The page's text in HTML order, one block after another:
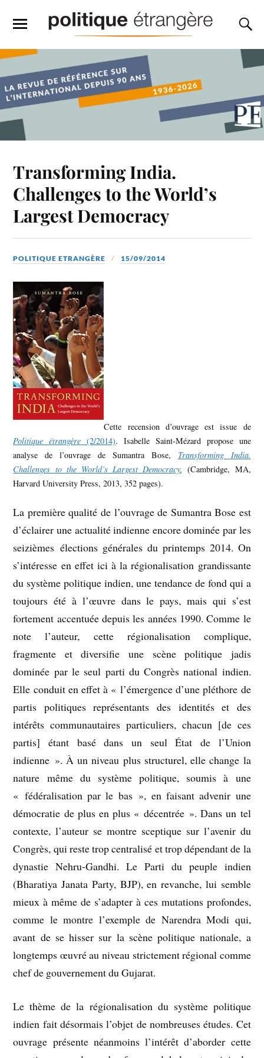
Transforming India.
Challenges to the World’s
Largest Democracy
POLITIQUE ETRANGÈRE 15/09/2014
Cette recension d’ouvrage est issue de
Politique étrangère (2/2014). Isabelle Saint-Mézard propose une
analyse de l’ouvrage de Sumantra Bose, Transforming India.
Challenges to the World’s Largest Democracy, (Cambridge, MA,
Harvard University Press, 2013, 352 pages).
La première qualité de l’ouvrage de Sumantra Bose est
d’éclairer une actualité indienne encore dominée par les
seizièmes élections générales du printemps 2014. On
s’intéresse en effet ici à la régionalisation grandissante
du système politique indien, une tendance de fond qui a
toujours été à l’œuvre dans le pays, mais qui s’est
fortement accentuée depuis les années 1990. Comme le
note l’auteur, cette régionalisation complique,
fragmente et diversifie une scène politique jadis
dominée par le seul parti du Congrès national indien.
Elle conduit en effet à « l’émergence d’une pléthore de
partis politiques représentants des identités et des
intérêts communautaires particuliers, chacun [de ces
partis] étant basé dans un seul État de l’Union
indienne ». À un niveau plus structurel, elle change la
nature même du système politique, soumis à une
« fédéralisation par le bas », en faisant advenir une
démocratie de plus en plus « décentrée ». Dans un tel
contexte, l’auteur se montre sceptique sur l’avenir du
Congrès, qui reste trop centralisé et trop dépendant de la
dynastie Nehru-Gandhi. Le Parti du peuple indien
(Bharatiya Janata Party, BJP), en revanche, lui semble
mieux à même de s’adapter à ces mutations profondes,
comme le montre l’exemple de Narendra Modi qui,
avant de se hisser sur la scène politique nationale, a
longtemps œuvré au niveau strictement régional comme
chef de gouvernement du Gujarat.
Le thème de la régionalisation du système politique
indien fait désormais l’objet de nombreuses études. Cet
ouvrage présente néanmoins l’intérêt d’aborder cette